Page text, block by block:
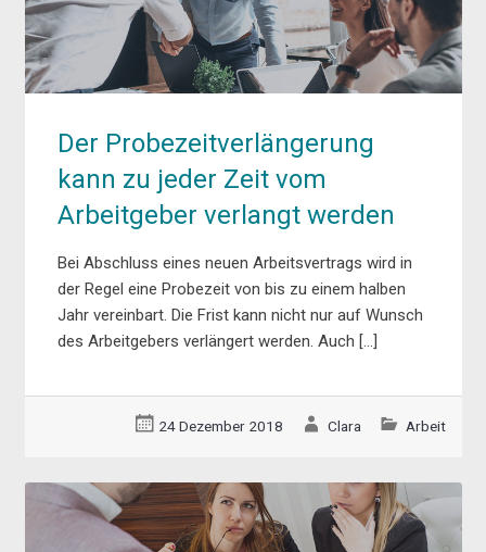
Der Probezeitverlängerung
kann zu jeder Zeit vom
Arbeitgeber verlangt werden
Bei Abschluss eines neuen Arbeitsvertrags wird in
der Regel eine Probezeit von bis zu einem halben
Jahr vereinbart. Die Frist kann nicht nur auf Wunsch
des Arbeitgebers verlängert werden. Auch […]
24 Dezember 2018 Clara Arbeit